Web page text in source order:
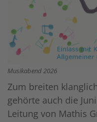
Musikabend 2026
Zum breiten
gehörte auch die
Leitung von Mathis